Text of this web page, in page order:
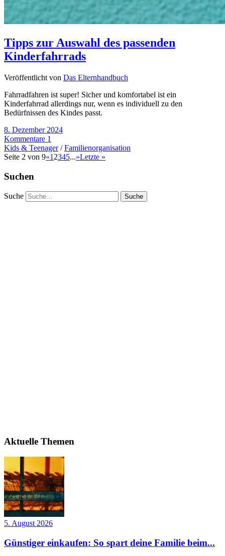
Tipps zur Auswahl des passenden
Kinderfahrrads
Veröffentlicht von Das Elternhandbuch
Fahrradfahren ist super! Sicher und komfortabel ist ein
Kinderfahrrad allerdings nur, wenn es individuell zu den
Bedürfnissen des Kindes passt.
8. Dezember 2024
Kommentare 1
Kids & Teenager/Familienorganisation
Seite 2 von 9«1 2345...»Letzte »
Suchen
Suche
Aktuelle Themen
5. August 2026
Günstiger einkaufen: So spart deine Familie beim...